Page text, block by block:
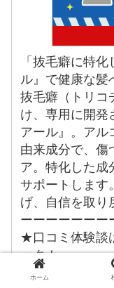
「抜毛癖に特
ル』で健康な髪
抜毛癖（トリコ
け、専用に開発
アール』。アル
由来成分で、傷
ア。特化した成
サポートします
げ、自信を取り
ーーーーーーー
★口コミ体験談
ック！
ホーム